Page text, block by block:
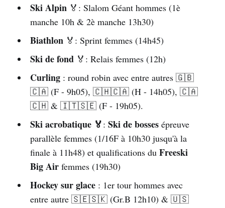
RAI 2
RAI 1
Les autres chaines européennes
Je vais me concentrer ici sur les chaines
disponibles sur le satellite Astra (19.2°) et/ou
Hotbird (13°)
🇩🇪 Das Erste (ARD) et ZDF : les
chaines allemandes (en clair sur le sat)
proposeront une couverture en alternance
de chaque journée olympique.
Ski Alpin 🏅: Slalom Géant hommes (1è
manche 10h & 2è manche 13h30)
Biathlon 🏅: Sprint femmes (14h45)
Ski de fond 🏅: Relais femmes (12h)
Curling: round robin avec entre autres 🇬🇧
🇨🇦 (F - 9h05), 🇨🇭🇨🇦 (H - 14h05), 🇨🇦
🇨🇭 & 🇮🇹🇸🇪 (F - 19h05).
Ski acrobatique 🏅: Ski de bosses épreuve
parallèle femmes (1/16F à 10h30 jusqu'à la
finale à 11h48) et qualifications du Freeski
Big Airfemmes (19h30)
Hockey sur glace: 1er tour hommes avec
entre autre 🇸🇪🇸🇰 (Gr.B 12h10) & 🇺🇸